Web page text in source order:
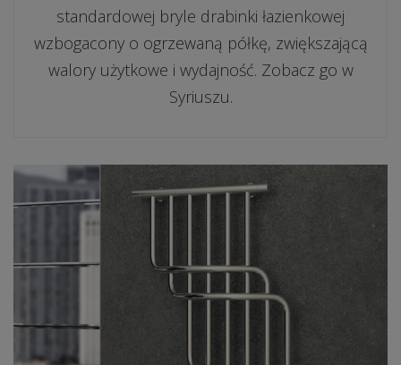
standardowej bryle drabinki łazienkowej
wzbogacony o ogrzewaną półkę, zwiększającą
walory użytkowe i wydajność. Zobacz go w
Syriuszu.